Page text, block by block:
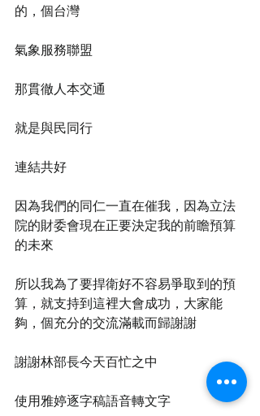
的，個台灣
氣象服務聯盟
那貫徹人本交通
就是與民同行
連結共好
因為我們的同仁一直在催我，因為立法
院的財委會現在正要決定我的前瞻預算
的未來
所以我為了要捍衛好不容易爭取到的預
算，就支持到這裡大會成功，大家能
夠，個充分的交流滿載而歸謝謝
謝謝林部長今天百忙之中
使用雅婷逐字稿語音轉文字